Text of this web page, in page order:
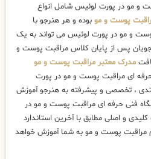
و مو در پورت لوئیس شامل انواع
پوست و مو بوده و هر هنرجو با
و مو در پورت لوئیس می تواند به یک
پس از پایان کلاس مراقبت پوست و
مدرک معتبر مراقبت پوست و مو
ای مراقبت پوست و مو در پورت
، تخصصی و پیشرفته به هنرجو آموزش
فنی حرفه ای مراقبت پوست و مو در
و اصلی مطابق با آخرین استاندارد
مراقبت پوست و مو به شما آموزش خواهد